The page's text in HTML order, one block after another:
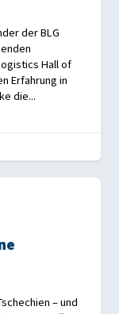
der BLG
Hall of
Erfahrung in
die...
– und